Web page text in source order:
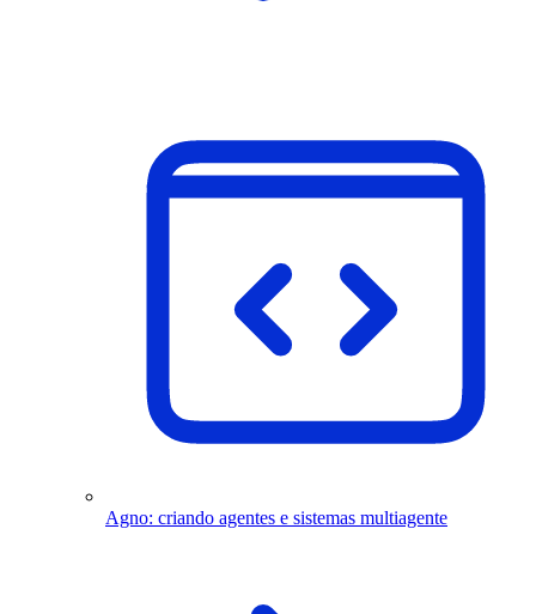
Agno: criando agentes e sistemas multiagente